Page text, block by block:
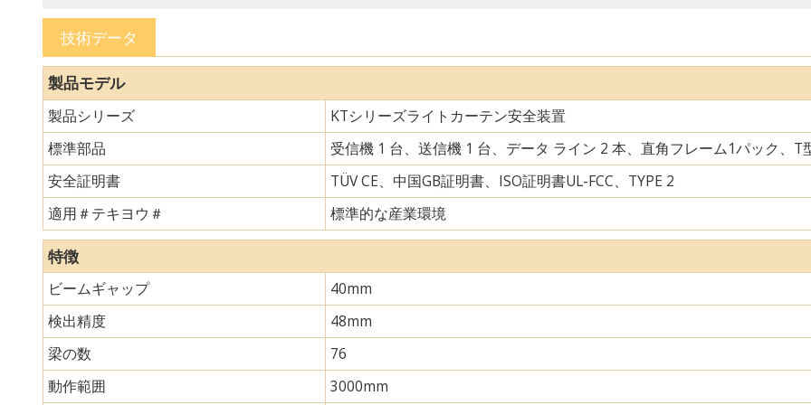
技術データ
製品モデル
製品シリーズ
KTシリーズライトカーテン安全装置
標準部品
受信機 1 台、送信機 1 台、データ ライン 2 本、直角フレーム1パック、T
安全証明書
TÜV CE、中国GB証明書、ISO証明書UL-FCC、TYPE 2
適用＃テキヨウ＃
標準的な産業環境
特徴
ビームギャップ
40mm
検出精度
48mm
梁の数
76
動作範囲
3000mm